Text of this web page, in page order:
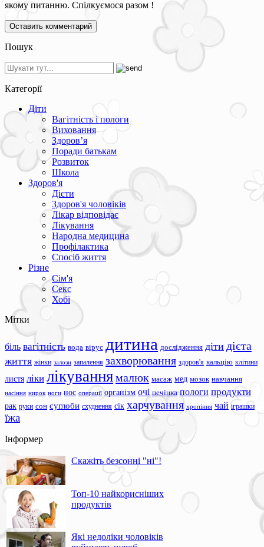
якому питанню. Спілкуємося разом !
Пошук
Категорії
Діти
Вагітність і пологи
Виховання
Здоров’я
Поради батькам
Розвиток
Школа
Здоров'я
Дієти
Здоров'я чоловіків
Лікар відповідає
Лікування
Народна медицина
Профілактика
Спосіб життя
Різне
Сім'я
Секс
Хобі
Мітки
біль вагітність вода вірус дитина дослідження діти дієта
життя жінки залози запалення захворювання здоров'я кальцію клітини
листя ліки лікуваннямалюк масаж мед мозок навчання
насіння нирок ноги нос операції організм очі печінка пологи продукти
рак руки сон суглоби схуднення сік харчування хропіння чай іграшки
їжа
Інформер
Скажіть безсонні "ні"!
Топ-10 найкорисніших
продуктів
Які недоліки чоловіків